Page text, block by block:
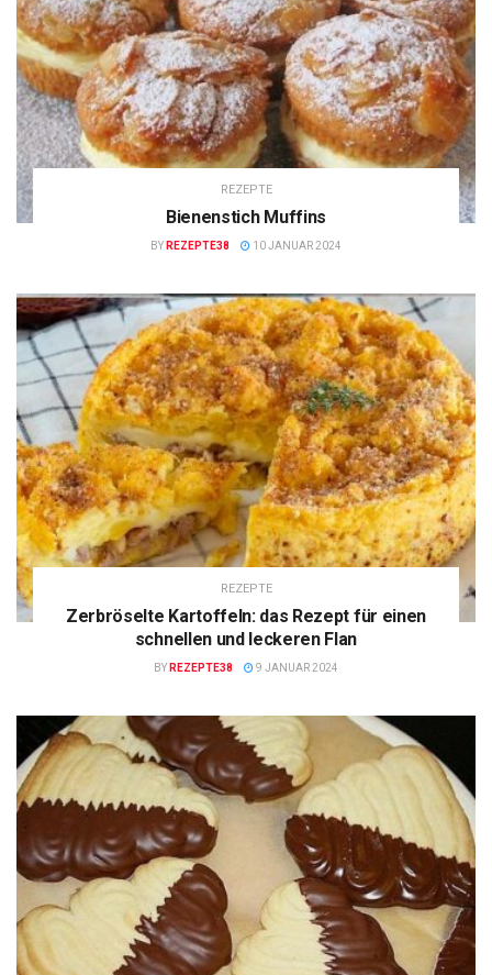
REZEPTE
Bienenstich Muffins
BY REZEPTE38 10 JANUAR 2024
REZEPTE
Zerbröselte Kartoffeln: das Rezept für einen
schnellen und leckeren Flan
BY REZEPTE38 9 JANUAR 2024